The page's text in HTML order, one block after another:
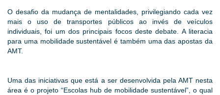
O desafio da mudança de mentalidades, privilegiando cada vez
mais o uso de transportes públicos ao invés de veículos
individuais, foi um dos principais focos deste debate. A literacia
para uma mobilidade sustentável é também uma das apostas da
AMT.
Uma das iniciativas que está a ser desenvolvida pela AMT nesta
área é o projeto “Escolas hub de mobilidade sustentável”, o qual